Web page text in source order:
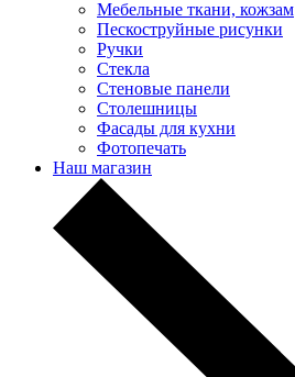
Мебельные ткани, кожзам
Пескоструйные рисунки
Ручки
Стекла
Стеновые панели
Столешницы
Фасады для кухни
Фотопечать
Наш магазин